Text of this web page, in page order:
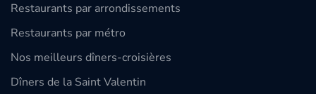
Restaurants par arrondissements
Restaurants par métro
Nos meilleurs dîners-croisières
Dîners de la Saint Valentin